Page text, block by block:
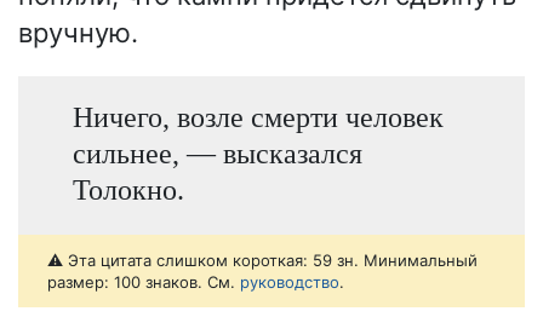
вручную.
Ничего, возле смерти человек
сильнее, — высказался
Толокно.
⚠️ Эта цитата слишком короткая: 59 зн. Минимальный
размер: 100 знаков. См. руководство.